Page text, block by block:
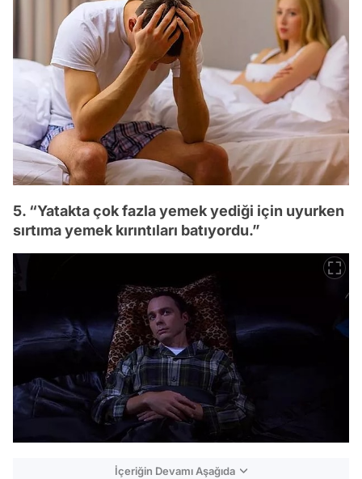
5. “Yatakta çok fazla yemek yediği için uyurken
sırtıma yemek kırıntıları batıyordu.”
İçeriğin Devamı Aşağıda